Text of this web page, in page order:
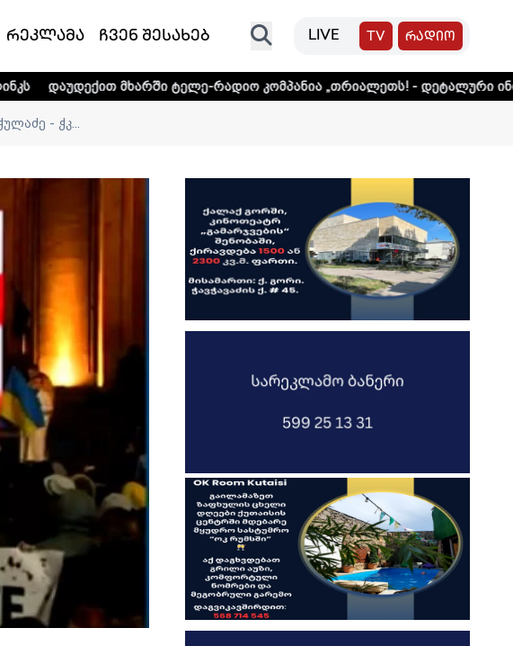
რეკლამა ჩვენ შესახებ LIVE TV რადიო
ტელე-რადიო კომპანია „თრიალეთს! - დეტალური ინფორმაციისთვის
- ჭკ...